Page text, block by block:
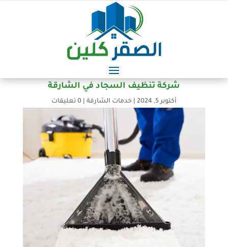
شركة تنظيف السجاد في الشارقة
أكتوبر 5, 2024 خدمات الشارقة 0 تعليقات